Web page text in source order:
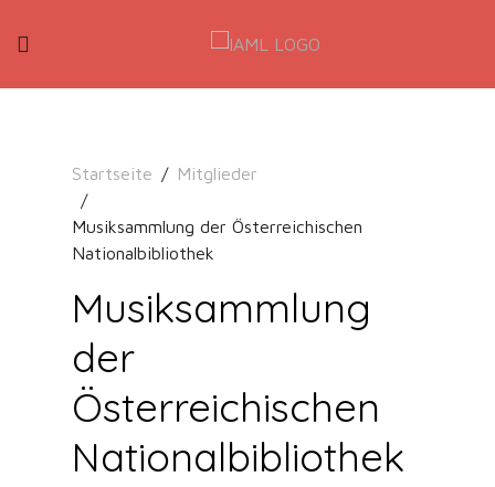
Startseite Mitglieder
Musiksammlung der Österreichischen
Nationalbibliothek
Musiksammlung
der
Österreichischen
Nationalbibliothek